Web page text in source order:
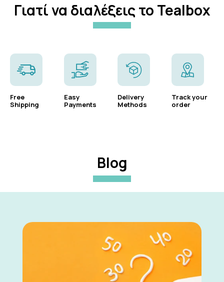
Γιατί να διαλέξεις το Tealbox
Free
Shipping
Easy
Payments
Delivery
Methods
Track your
order
Blog